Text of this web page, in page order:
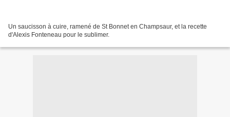
Un saucisson à cuire, ramené de St Bonnet en Champsaur, et la recette
d'Alexis Fonteneau pour le sublimer.